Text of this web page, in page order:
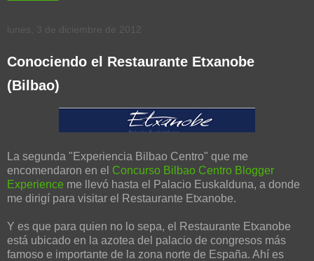
lunes, 3 de diciembre de 2012
Conociendo el Restaurante Etxanobe
(Bilbao)
La segunda "Experiencia Bilbao Centro" que me
encomendaron en el Concurso Bilbao Centro Blogger
Experience me llevó hasta el Palacio Euskalduna, a donde
me dirigí para visitar el Restaurante Etxanobe.
Y es que para quien no lo sepa, el Restaurante Etxanobe
está ubicado en la azotea del palacio de congresos más
famoso e importante de la zona norte de España. Ahí es